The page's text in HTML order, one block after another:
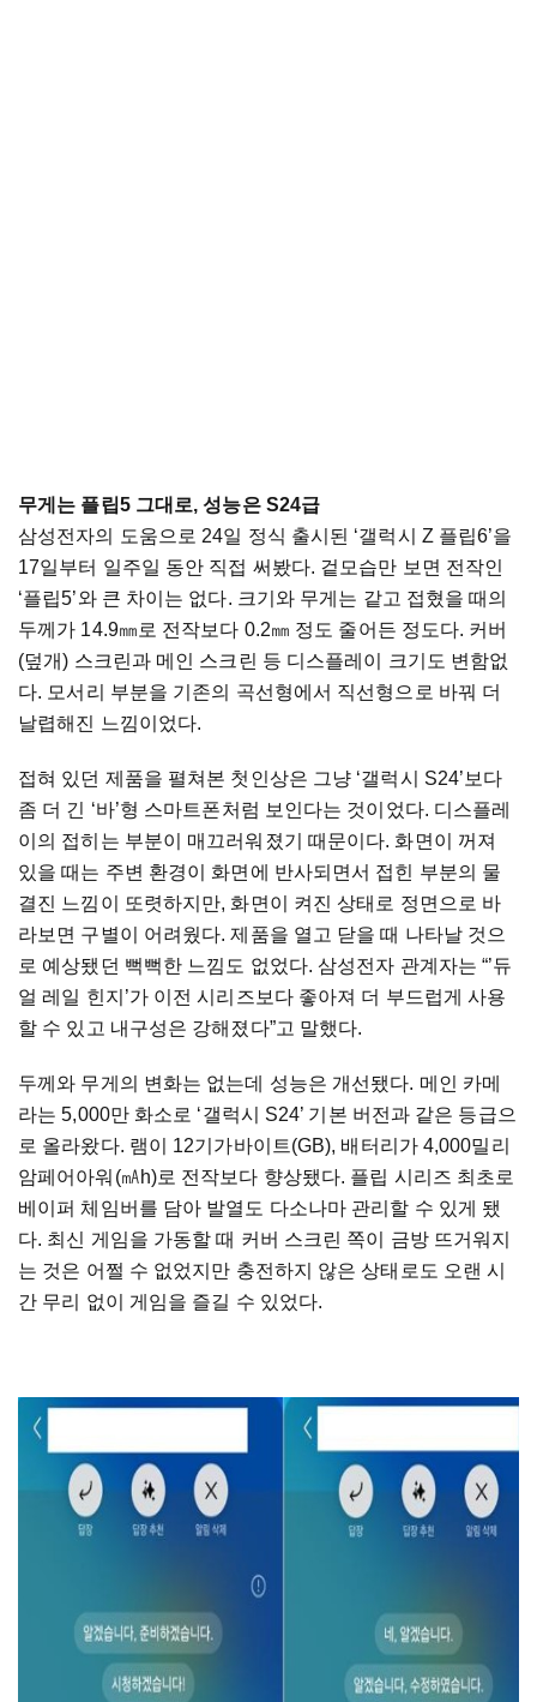
무게는 플립5 그대로, 성능은 S24급
삼성전자의 도움으로 24일 정식 출시된 ‘갤럭시 Z 플립6’을
17일부터 일주일 동안 직접 써봤다. 겉모습만 보면 전작인
‘플립5’와 큰 차이는 없다. 크기와 무게는 같고 접혔을 때의
두께가 14.9㎜로 전작보다 0.2㎜ 정도 줄어든 정도다. 커버
(덮개) 스크린과 메인 스크린 등 디스플레이 크기도 변함없
다. 모서리 부분을 기존의 곡선형에서 직선형으로 바꿔 더
날렵해진 느낌이었다.
접혀 있던 제품을 펼쳐본 첫인상은 그냥 ‘갤럭시 S24’보다
좀 더 긴 ‘바’형 스마트폰처럼 보인다는 것이었다. 디스플레
이의 접히는 부분이 매끄러워졌기 때문이다. 화면이 꺼져
있을 때는 주변 환경이 화면에 반사되면서 접힌 부분의 물
결진 느낌이 또렷하지만, 화면이 켜진 상태로 정면으로 바
라보면 구별이 어려웠다. 제품을 열고 닫을 때 나타날 것으
로 예상됐던 뻑뻑한 느낌도 없었다. 삼성전자 관계자는 “’듀
얼 레일 힌지’가 이전 시리즈보다 좋아져 더 부드럽게 사용
할 수 있고 내구성은 강해졌다”고 말했다.
두께와 무게의 변화는 없는데 성능은 개선됐다. 메인 카메
라는 5,000만 화소로 ‘갤럭시 S24’ 기본 버전과 같은 등급으
로 올라왔다. 램이 12기가바이트(GB), 배터리가 4,000밀리
암페어아워(㎃h)로 전작보다 향상됐다. 플립 시리즈 최초로
베이퍼 체임버를 담아 발열도 다소나마 관리할 수 있게 됐
다. 최신 게임을 가동할 때 커버 스크린 쪽이 금방 뜨거워지
는 것은 어쩔 수 없었지만 충전하지 않은 상태로도 오랜 시
간 무리 없이 게임을 즐길 수 있었다.